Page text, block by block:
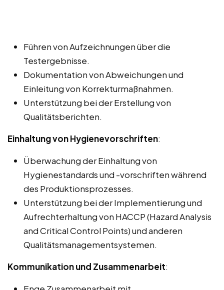
Führen von Aufzeichnungen über die
Testergebnisse.
Dokumentation von Abweichungen und
Einleitung von Korrekturmaßnahmen.
Unterstützung bei der Erstellung von
Qualitätsberichten.
Einhaltung von Hygienevorschriften:
Überwachung der Einhaltung von
Hygienestandards und -vorschriften während
des Produktionsprozesses.
Unterstützung bei der Implementierung und
Aufrechterhaltung von HACCP (Hazard Analysis
and Critical Control Points) und anderen
Qualitätsmanagementsystemen.
Kommunikation und Zusammenarbeit: